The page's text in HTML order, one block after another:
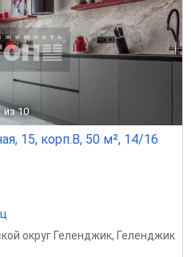
из 10
15, корп.В, 50 м², 14/16
округ Геленджик, Геленджик